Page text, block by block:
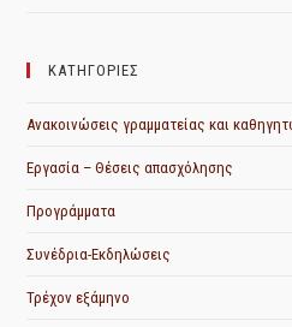
ΚΑΤΗΓΟΡΙΕΣ
Ανακοινώσεις γραμματείας και
Εργασία – Θέσεις απασχόλησης
Προγράμματα
Συνέδρια-Εκδηλώσεις
Τρέχον εξάμηνο